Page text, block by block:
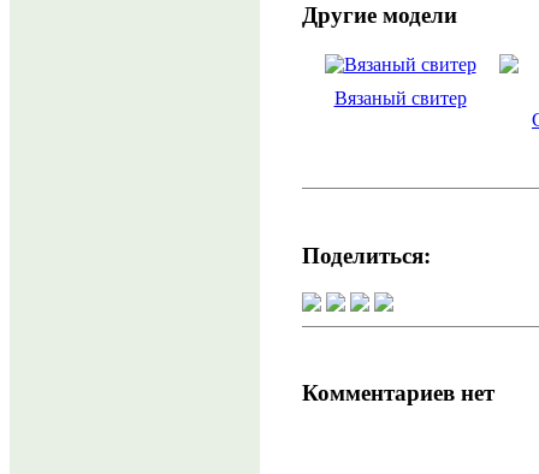
Другие модели
Вязаный свитер
Поделиться:
Комментариев нет